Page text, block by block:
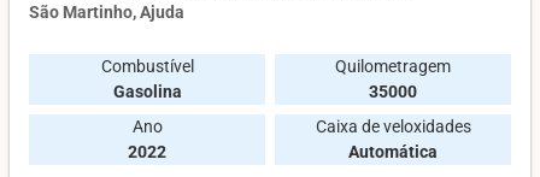
São Martinho, Ajuda
Combustível
Gasolina
Quilometragem
35000
Ano
2022
Caixa de veloxidades
Automática